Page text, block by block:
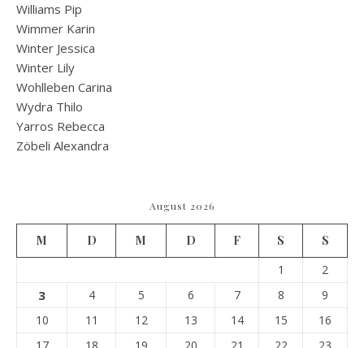
Williams Pip
Wimmer Karin
Winter Jessica
Winter Lily
Wohlleben Carina
Wydra Thilo
Yarros Rebecca
Zöbeli Alexandra
August 2026
M D M D F S
S
1
2
3 4 5 6 7 8
9
10
11 12 13 14 15
16